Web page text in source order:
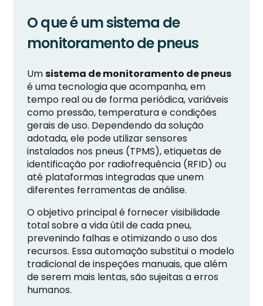
O que é um sistema de
monitoramento de pneus
Umsistema de monitoramento de pneus
é uma tecnologia que acompanha, em
tempo real ou de forma periódica, variáveis
como pressão, temperatura e condições
gerais de uso. Dependendo da solução
adotada, ele pode utilizar sensores
instalados nos pneus (TPMS), etiquetas de
identificação por radiofrequência (RFID) ou
até plataformas integradas que unem
diferentes ferramentas de análise.
O objetivo principal é fornecer visibilidade
total sobre a vida útil de cada pneu,
prevenindo falhas e otimizando o uso dos
recursos. Essa automação substitui o modelo
tradicional de inspeções manuais, que além
de serem mais lentas, são sujeitas a erros
humanos.